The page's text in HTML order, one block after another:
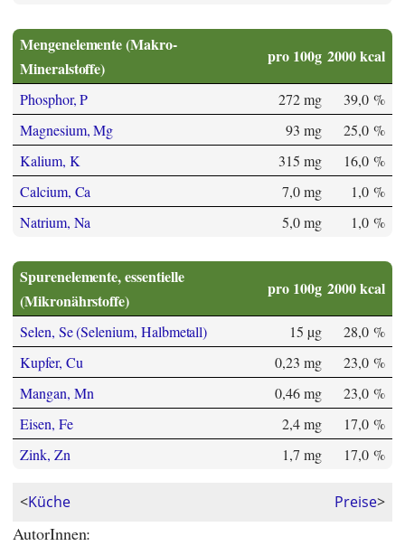
Mengenelemente (Makro-
Mineralstoffe)
pro 100g 2000 kcal
Phosphor, P 272 mg
39,0 %
Magnesium, Mg
93 mg
25,0 %
Kalium, K
315 mg
16,0 %
Calcium, Ca
7,0 mg
1,0 %
Natrium, Na
5,0 mg 1,0 %
Spurenelemente, essentielle
(Mikronährstoffe)
pro 100g 2000 kcal
Selen, Se (Selenium, Halbmetall) 15 µg
28,0 %
Kupfer, Cu
0,23 mg
23,0 %
Mangan, Mn
0,46 mg
23,0 %
Eisen, Fe
2,4 mg
17,0 %
Zink, Zn
1,7 mg 17,0 %
<Küche Preise>
AutorInnen: